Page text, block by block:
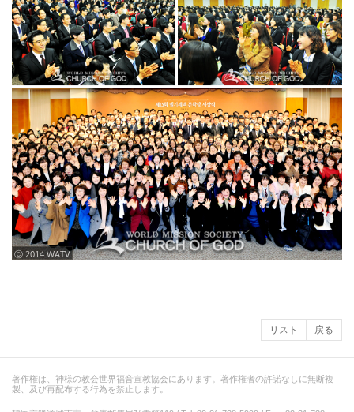
ⓒ 2014 WATV
リスト 戻る
著作権は、神様の教会世界福音宣教協会にあります。著作権者の許諾なしに無断複
製、及び再配布する行為を禁止します。